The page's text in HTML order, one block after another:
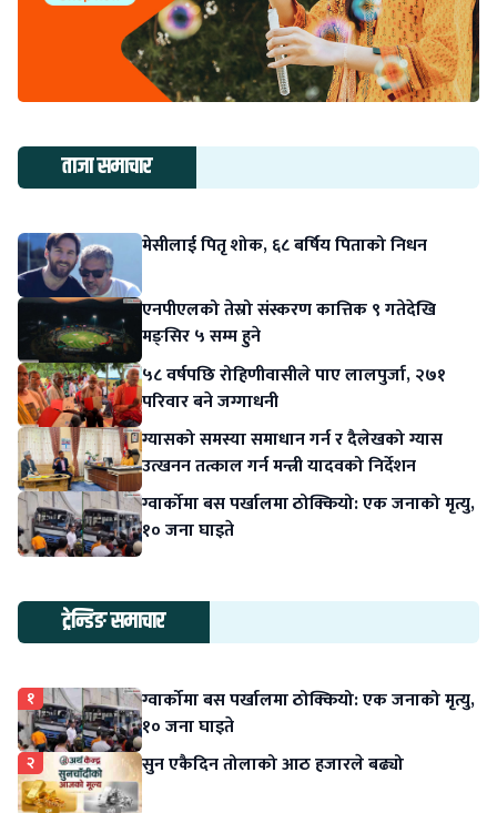
ताजा समाचार
मेसीलाई पितृ शोक, ६८ बर्षिय पिताको निधन
एनपीएलको तेस्रो संस्करण कात्तिक ९ गतेदेखि
मङ्सिर ५ सम्म हुने
५८ वर्षपछि रोहिणीवासीले पाए लालपुर्जा, २७१
परिवार बने जग्गाधनी
ग्यासको समस्या समाधान गर्न र दैलेखको ग्यास
उत्खनन तत्काल गर्न मन्त्री यादवको निर्देशन
ग्वार्कोमा बस पर्खालमा ठोक्कियो: एक जनाको मृत्यु,
१० जना घाइते
ट्रेन्डिङ समाचार
१
ग्वार्कोमा बस पर्खालमा ठोक्कियो: एक जनाको मृत्यु,
१० जना घाइते
२ सुन एकैदिन तोलाको आठ हजारले बढ्यो